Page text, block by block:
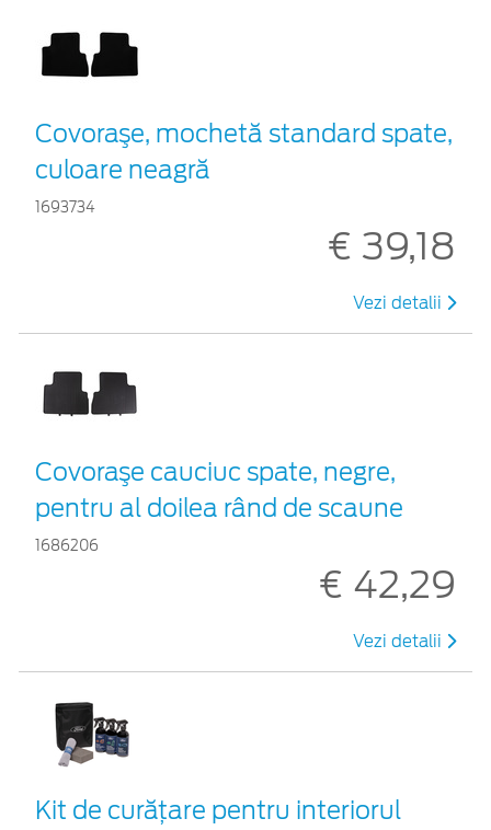
Covoraşe, mochetă standard spate,
culoare neagră
1693734
€ 39,18
Vezi detalii
Covoraşe cauciuc spate, negre,
pentru al doilea rând de scaune
1686206
€ 42,29
Vezi detalii
Kit de curățare pentru interiorul